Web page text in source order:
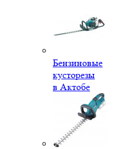
Бензиновые
кусторезы
в Актобе